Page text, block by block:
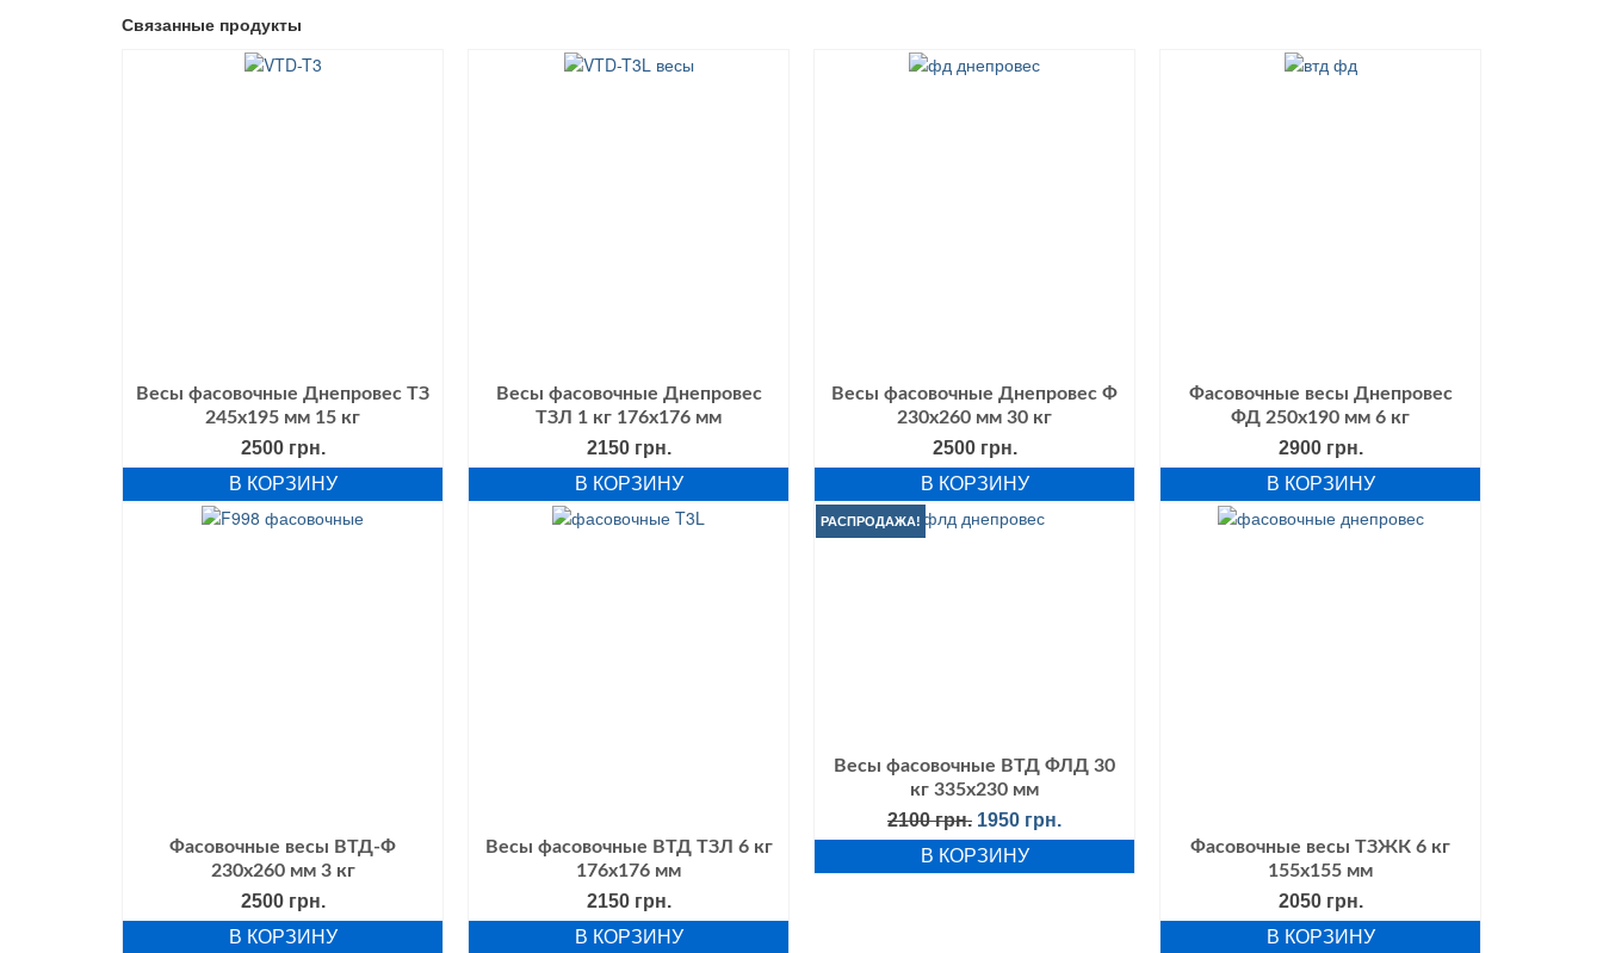
Связанные продукты
Весы фасовочные Днепровес ТЗ
245х195 мм 15 кг
2500 грн.
В КОРЗИНУ
Весы фасовочные Днепровес
ТЗЛ 1 кг 176х176 мм
2150 грн.
В КОРЗИНУ
Весы фасовочные Днепровес Ф
230х260 мм 30 кг
2500 грн.
В КОРЗИНУ
Фасовочные весы Днепровес
ФД 250х190 мм 6 кг
2900 грн.
В КОРЗИНУ
Фасовочные весы ВТД-Ф
230х260 мм 3 кг
2500 грн.
В КОРЗИНУ
Весы фасовочные ВТД ТЗЛ 6 кг
176х176 мм
2150 грн.
В КОРЗИНУ
РАСПРОДАЖА!
Весы фасовочные ВТД ФЛД 30
кг 335х230 мм
2100грн. Первоначальная
цена
составляла
1950 грн.
цена:
В КОРЗИНУ
Фасовочные весы ТЗЖК 6 кг
155х155 мм
2050 грн.
В КОРЗИНУ